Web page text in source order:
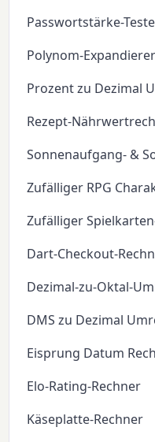
Passwortstärke-
Polynom-
Prozent zu Dezimal
Rezept-
Sonnenaufgang- &
Zufälliger RPG
Zufälliger
Dart-Checkout-
Dezimal-zu-Oktal-
DMS zu Dezimal
Eisprung Datum
Elo-Rating-Rechner
Käseplatte-Rechner